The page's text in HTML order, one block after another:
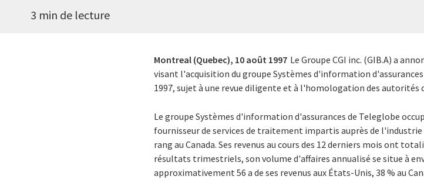
3 min de lecture
Montreal (Quebec), 10 août 1997 Le Groupe CGI inc. (GIB.A) a
visant l'acquisition du groupe Systèmes d'information
1997, sujet à une revue diligente et à l'homologation des autorités
Le groupe Systèmes d'information d'assurances de Teleglobe
fournisseur de services de traitement impartis auprès de
rang au Canada. Ses revenus au cours des 12 derniers mois ont
résultats trimestriels, son volume d'affaires annualisé se situe à
approximativement 56 a de ses revenus aux États-Unis, 38 % au